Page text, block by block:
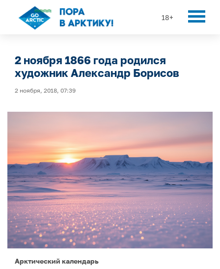
18+
2 ноября 1866 года родился
художник Александр Борисов
2 ноября, 2018, 07:39
Арктический календарь